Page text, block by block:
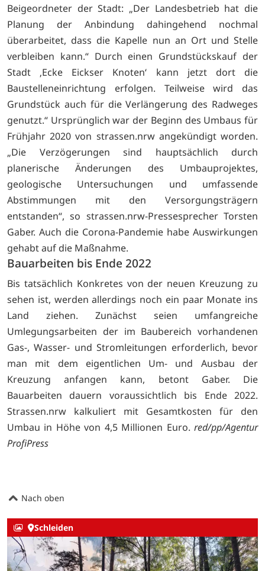
Beigeordneter der Stadt: „Der Landesbetrieb hat die
Planung der Anbindung dahingehend nochmal
überarbeitet, dass die Kapelle nun an Ort und Stelle
verbleiben kann.“ Durch einen Grundstückskauf der
Stadt ‚Ecke Eickser Knoten‘ kann jetzt dort die
Baustelleneinrichtung erfolgen. Teilweise wird das
Grundstück auch für die Verlängerung des Radweges
genutzt.“ Ursprünglich war der Beginn des Umbaus für
Frühjahr 2020 von strassen.nrw angekündigt worden.
„Die Verzögerungen sind hauptsächlich durch
planerische Änderungen des Umbauprojektes,
geologische Untersuchungen und umfassende
Abstimmungen mit den Versorgungsträgern
entstanden“, so strassen.nrw-Pressesprecher Torsten
Gaber. Auch die Corona-Pandemie habe Auswirkungen
gehabt auf die Maßnahme.
Bauarbeiten bis Ende 2022
Bis tatsächlich Konkretes von der neuen Kreuzung zu
sehen ist, werden allerdings noch ein paar Monate ins
Land ziehen. Zunächst seien umfangreiche
Umlegungsarbeiten der im Baubereich vorhandenen
Gas-, Wasser- und Stromleitungen erforderlich, bevor
man mit dem eigentlichen Um- und Ausbau der
Kreuzung anfangen kann, betont Gaber. Die
Bauarbeiten dauern voraussichtlich bis Ende 2022.
Strassen.nrw kalkuliert mit Gesamtkosten für den
Umbau in Höhe von 4,5 Millionen Euro. red/pp/Agentur
ProfiPress
Nach oben
Schleiden